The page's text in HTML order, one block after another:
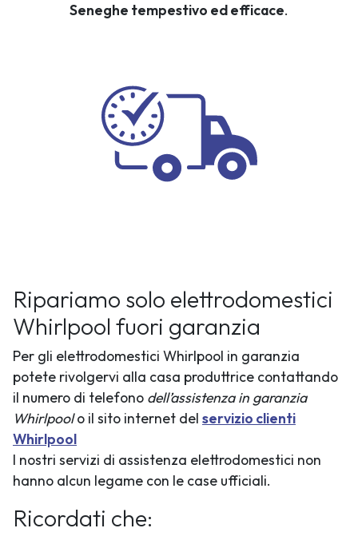
Seneghe tempestivo ed efficace.
Ripariamo solo elettrodomestici
Whirlpool fuori garanzia
Per gli elettrodomestici Whirlpool in garanzia
potete rivolgervi alla casa produttrice contattando
il numero di telefono dell’assistenza in garanzia
Whirlpoolo il sito internet del servizio clienti
Whirlpool
I nostri servizi di assistenza elettrodomestici non
hanno alcun legame con le case ufficiali.
Ricordati che: